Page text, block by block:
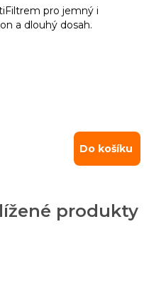
pro jemný i
a dlouhý dosah.
Do košíku
produkty